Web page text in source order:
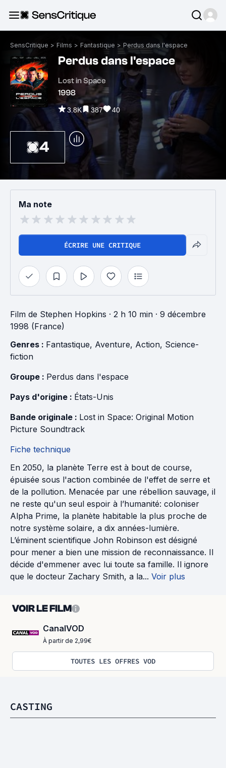
SensCritique > Films > Fantastique > Perdus dans l'espace
Perdus dans l'espace
Lost in Space
1998
3.8K 387 40
4
Ma note
ÉCRIRE UNE CRITIQUE
Film de Stephen Hopkins · 2 h 10 min · 9 décembre
1998 (France)
Genres : Fantastique, Aventure, Action, Science-
fiction
Groupe : Perdus dans l'espace
Pays d'origine : États-Unis
Bande originale : Lost in Space: Original Motion
Picture Soundtrack
Fiche technique
En 2050, la planète Terre est à bout de course,
épuisée sous l'action combinée de l'effet de serre et
de la pollution. Menacée par une rébellion sauvage, il
ne reste qu'un seul espoir à l’humanité: coloniser
Alpha Prime, la planète habitable la plus proche de
notre système solaire, a dix années-lumière.
L’éminent scientifique John Robinson est désigné
pour mener a bien une mission de reconnaissance. Il
décide d'emmener avec lui toute sa famille. Il ignore
que le docteur Zachary Smith, a la... Voir plus
VOIR LE FILM
CanalVOD
À partir de 2,99€
TOUTES LES OFFRES VOD
CASTING